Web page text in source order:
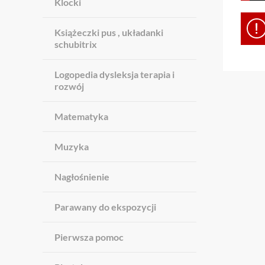
Książeczki pus , układanki
schubitrix
Logopedia dysleksja terapia i
rozwój
Matematyka
Muzyka
Nagłośnienie
Parawany do ekspozycji
Pierwsza pomoc